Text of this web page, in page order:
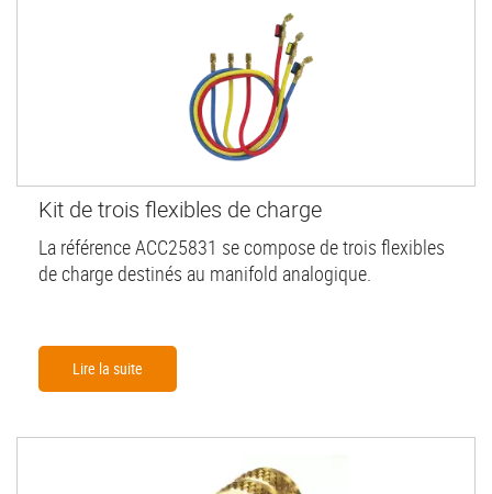
Kit de trois flexibles de charge
La référence ACC25831 se compose de trois flexibles
de charge destinés au manifold analogique.
Lire la suite